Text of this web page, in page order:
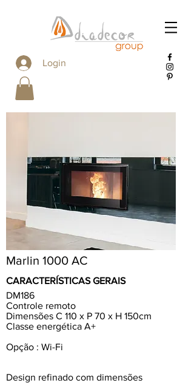
Login
Marlin 1000 AC
CARACTERÍSTICAS GERAIS
DM186
Controle remoto
Dimensões C 110 x P 70 x H 150cm
Classe energética A+
Opção : Wi-Fi
Design refinado com dimensões